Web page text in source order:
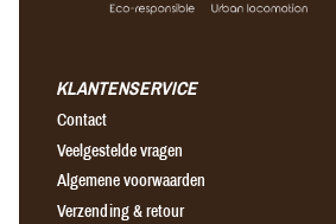
KLANTENSERVICE
Contact
Veelgestelde vragen
Algemene voorwaarden
Verzending & retour